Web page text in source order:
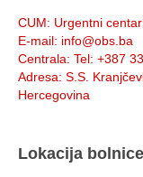
CUM: Urgentni
E-mail: info@obs.ba
Centrala: Tel: +387
Adresa: S.S.
Hercegovina
Lokacija bolnice